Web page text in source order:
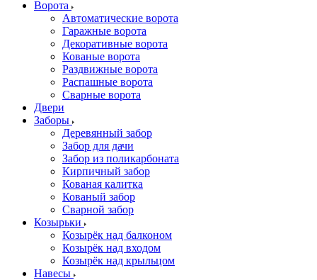
Ворота
Автоматические ворота
Гаражные ворота
Декоративные ворота
Кованые ворота
Раздвижные ворота
Распашные ворота
Сварные ворота
Двери
Заборы
Деревянный забор
Забор для дачи
Забор из поликарбоната
Кирпичный забор
Кованая калитка
Кованый забор
Сварной забор
Козырьки
Козырёк над балконом
Козырёк над входом
Козырёк над крыльцом
Навесы